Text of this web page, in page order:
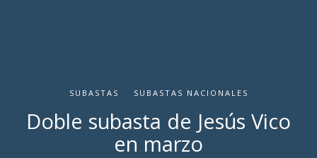
SUBASTAS SUBASTAS NACIONALES
Doble subasta de Jesús Vico
en marzo